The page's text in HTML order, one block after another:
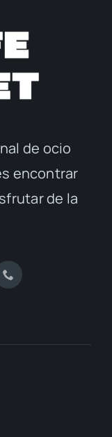
de ocio
encontrar
de la